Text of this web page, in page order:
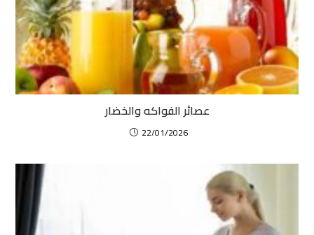
عصائر الفواكه والخضار
22/01/2026